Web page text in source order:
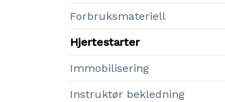
Forbruksmateriell
Hjertestarter
Immobilisering
Instruktør bekledning